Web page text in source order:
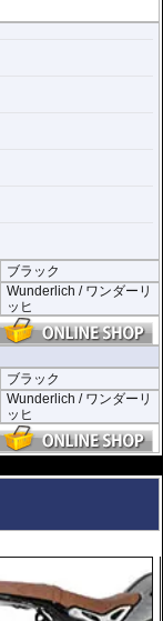
トの場合、取付できま
社製品との組み合わせ
ん。マニュアルを参考
を理由に車検不適合と
けることができます。
マンの
ブラック
Wunderlich / ワンダーリ
ッヒ
ブラック
Wunderlich / ワンダーリ
ッヒ